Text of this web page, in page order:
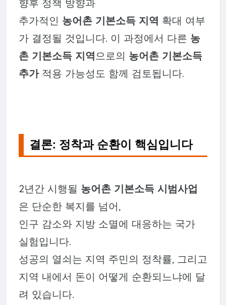
향후 정책 방향과
추가적인 농어촌 기본소득 지역 확대 여부
가 결정될 것입니다. 이 과정에서 다른 농
촌 기본소득 지역 으로의 농어촌 기본소득
추가적용 가능성도 함께 검토됩니다.
결론: 정착과 순환이 핵심입니다
2년간 시행될 농어촌 기본소득 시범사업
은 단순한 복지를 넘어,
인구 감소와 지방 소멸에 대응하는 국가
실험입니다.
성공의 열쇠는 지역 주민의 정착률, 그리고
지역 내에서 돈이 어떻게 순환되느냐에 달
려 있습니다.